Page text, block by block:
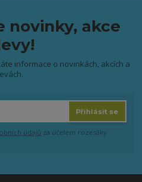
novinky, akce
informace o novinkách, akcích a
Přihlásit se
údajů za účelem rozesílky